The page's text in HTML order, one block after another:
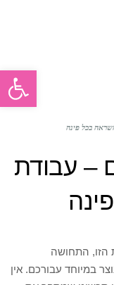
בכל פינה
– עבודת
הזו, התחושה
במיוחד עבורכם. אין
פתח